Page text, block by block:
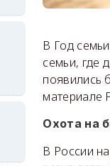
В Год
семьи, где
появились
материале
Охота на
В России